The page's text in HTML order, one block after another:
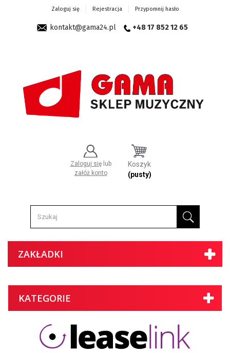
Zaloguj się Rejestracja Przypomnij hasło
kontakt@gama24.pl +48 17 852 12 65
Zaloguj się lub
załóż konto
Koszyk
(pusty)
ZAKŁADKI
KATEGORIE